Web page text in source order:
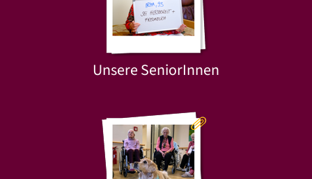
Unsere SeniorInnen